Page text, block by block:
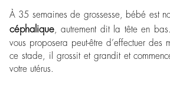
À 35 semaines de grossesse, bébé est
céphalique , autrement dit la tête en
vous proposera peut-être d’effectuer des
ce stade, il grossit et grandit et
votre utérus.